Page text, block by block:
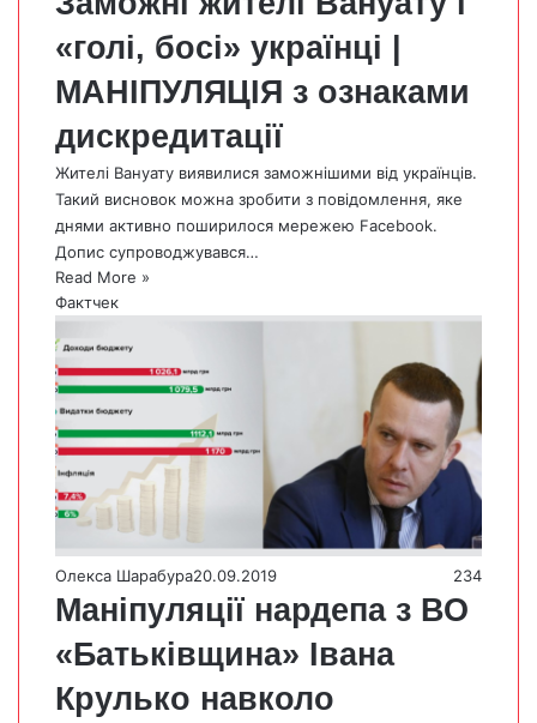
«голі, босі» українці |
МАНІПУЛЯЦІЯ з ознаками
дискредитації
Жителі Вануату виявилися заможнішими від українців.
Такий висновок можна зробити з повідомлення, яке
днями активно поширилося мережею Facebook.
Допис супроводжувався…
Read More »
Фактчек
Олекса Шарабура20.09.2019 234
Маніпуляції нардепа з ВО
«Батьківщина» Івана
Крулько навколо